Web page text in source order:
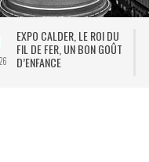
EXPO CALDER, LE ROI DU
FIL DE FER, UN BON GOÛT
D’ENFANCE